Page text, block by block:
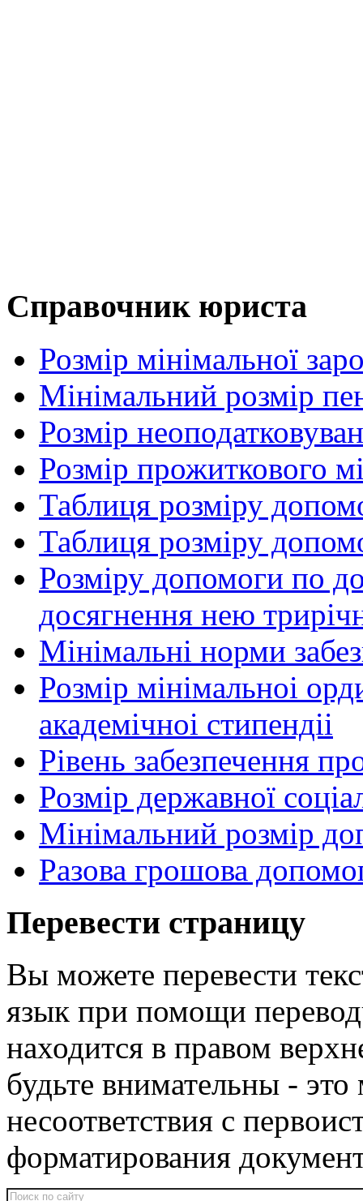
Справочник юриста
Розмір мінімальної
Мінімальний розмір
Розмір
Розмір прожиткового
Таблиця розміру
Таблиця розміру
Розміру допомоги по
досягнення нею
Мінімальні норми
Розмір мінімальноі
академічноі стипендіі
Рівень забезпечення
Розмір державної
Мінімальний розмір
Разова грошова
Перевести страницу
Вы можете перевести
язык при помощи
находится в правом
будьте внимательны -
несоответствия с
форматирования